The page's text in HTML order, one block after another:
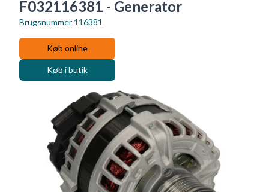
F032116381 - Generator
Brugsnummer 116381
Køb online
Køb i butik